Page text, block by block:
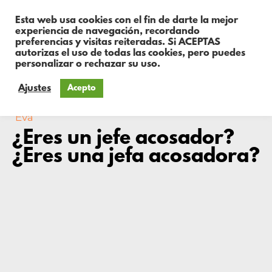
Eva
¿Eres un jefe acosador?
¿Eres una jefa acosadora?
Esta web usa cookies con el fin de darte la mejor
experiencia de navegación, recordando
preferencias y visitas reiteradas. Si ACEPTAS
autorizas el uso de todas las cookies, pero puedes
personalizar o rechazar su uso.
Ajustes Acepto